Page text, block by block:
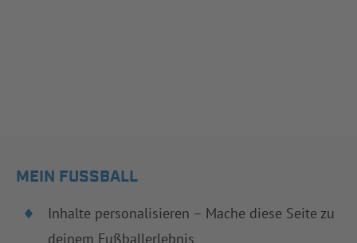
MEIN FUSSBALL
Inhalte personalisieren – Mache diese Seite zu
deinem Fußballerlebnis